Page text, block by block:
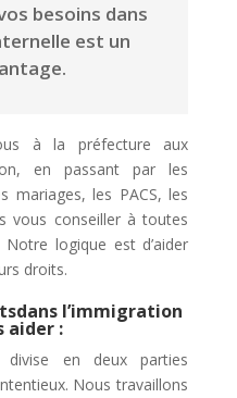
besoins dans
est un
à la préfecture aux
en passant par les
mariages, les PACS, les
vous conseiller à toutes
logique est d’aider
droits.
l’immigration
aider :
en deux parties
Nous travaillons